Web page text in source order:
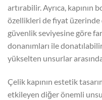
artırabilir. Ayrıca, kapının
özellikleri de fiyat üzerinde
güvenlik seviyesine göre
donanımları ile
yükselten unsurlar
Çelik kapının estetik
etkileyen diğer önemli